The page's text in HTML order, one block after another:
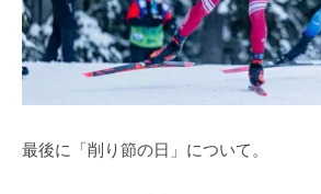
最後に「削り節の日」について。